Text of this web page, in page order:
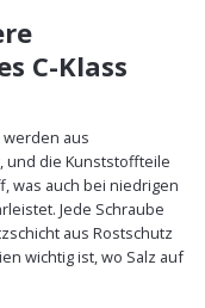
C-Klass
werden aus
und die Kunststoffteile
was auch bei niedrigen
Jede Schraube
aus Rostschutz
wichtig ist, wo Salz auf